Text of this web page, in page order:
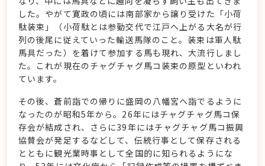
した。やがて寛政の頃には南部家から譲り受けた「小荷
駄装束」（小荷駄とは参勤交代で江戸へ上がる大名が行
列の後尾に従えていった輸送馬隊のこと。装束は軍人駄
馬具だった）を着けて参加する馬も現れ、大流行しまし
た。これが現在のチャグチャグ馬コ装束の原型といわれ
ています。
その後、蒼前詣での帰りに盛岡の八幡宮へ詣でるように
なったのが昭和5年から。26年にはチャグチャグ馬コ保
存会が結成され、さらに39年にはチャグチャグ馬コ振興
協賛会が発足するなどして、伝統行事として保存される
とともに観光業時事として全国的に知られるようにな